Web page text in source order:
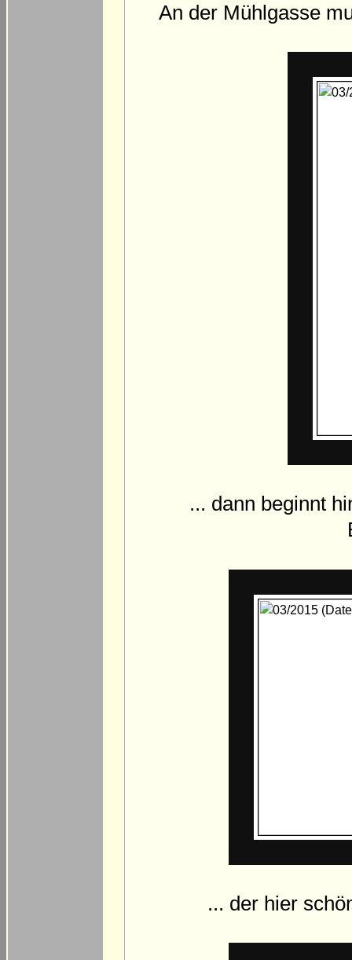
An der Mühlgasse
... dann beginnt
... der hier